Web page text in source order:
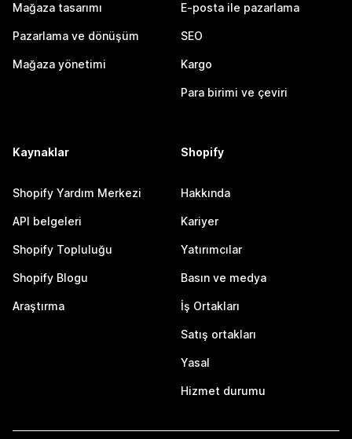
Mağaza tasarımı
Pazarlama ve dönüşüm
Mağaza yönetimi
E-posta ile pazarlama
SEO
Kargo
Para birimi ve çeviri
Kaynaklar
Shopify Yardım Merkezi
API belgeleri
Shopify Topluluğu
Shopify Blogu
Araştırma
Shopify
Hakkında
Kariyer
Yatırımcılar
Basın ve medya
İş Ortakları
Satış ortakları
Yasal
Hizmet durumu